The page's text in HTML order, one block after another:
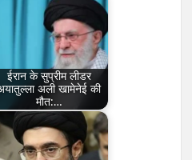
ईरान के सुप्रीम लीडर
अली खामेनेई की
मौत:…